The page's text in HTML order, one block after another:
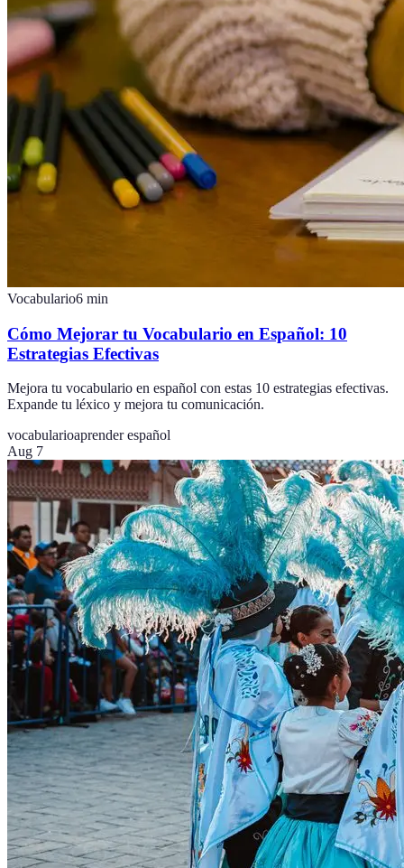
Vocabulario6 min
Cómo Mejorar tu Vocabulario en Español: 10
Estrategias Efectivas
Mejora tu vocabulario en español con estas 10 estrategias efectivas.
Expande tu léxico y mejora tu comunicación.
vocabularioaprender español
Aug 7